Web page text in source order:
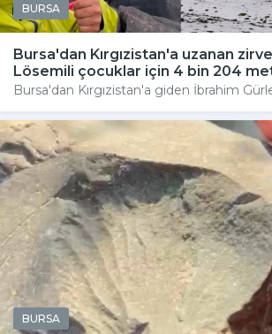
BURSA
Bursa'dan Kırgızistan'a uzanan zirve
Lösemili çocuklar için 4 bin 204
Bursa'dan Kırgızistan'a giden İbrahim
BURSA